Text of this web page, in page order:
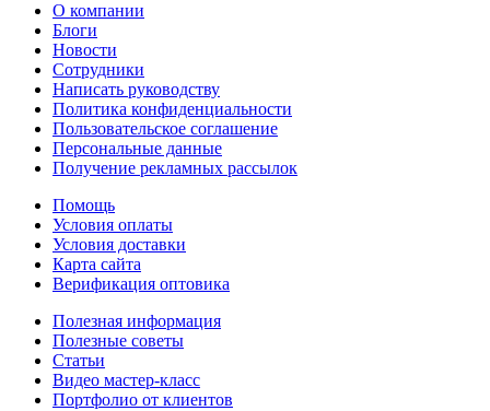
О компании
Блоги
Новости
Сотрудники
Написать руководству
Политика конфиденциальности
Пользовательское соглашение
Персональные данные
Получение рекламных рассылок
Помощь
Условия оплаты
Условия доставки
Карта сайта
Верификация оптовика
Полезная информация
Полезные советы
Статьи
Видео мастер-класс
Портфолио от клиентов